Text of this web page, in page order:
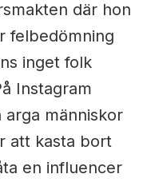
där hon
felbedömning
inget folk
Instagram
människor
att kasta bort
en influencer